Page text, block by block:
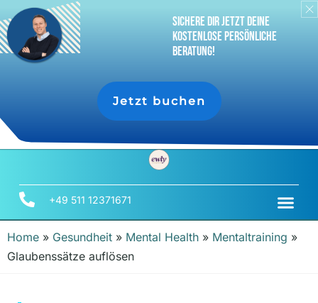
+49 511 12371671
Home » Gesundheit » Mental Health » Mentaltraining »
Glaubenssätze auflösen
sichere dir jetzt deine
Kostenlose persönliche
Beratung!
Jetzt buchen